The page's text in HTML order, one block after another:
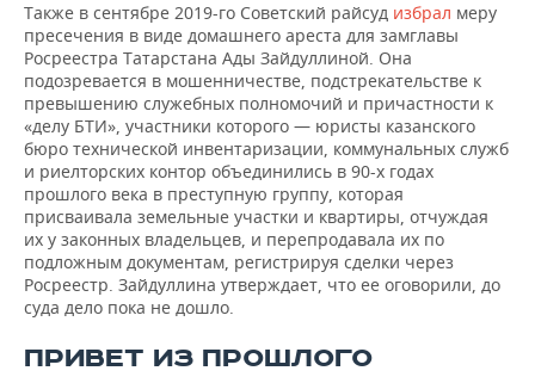
Также в сентябре 2019-го Советский райсуд избрал меру
пресечения в виде домашнего ареста для замглавы
Росреестра Татарстана Ады Зайдуллиной. Она
подозревается в мошенничестве, подстрекательстве к
превышению служебных полномочий и причастности к
«делу БТИ», участники которого — юристы казанского
бюро технической инвентаризации, коммунальных служб
и риелторских контор объединились в 90-х годах
прошлого века в преступную группу, которая
присваивала земельные участки и квартиры, отчуждая
их у законных владельцев, и перепродавала их по
подложным документам, регистрируя сделки через
Росреестр. Зайдуллина утверждает, что ее оговорили, до
суда дело пока не дошло.
ПРИВЕТ ИЗ ПРОШЛОГО